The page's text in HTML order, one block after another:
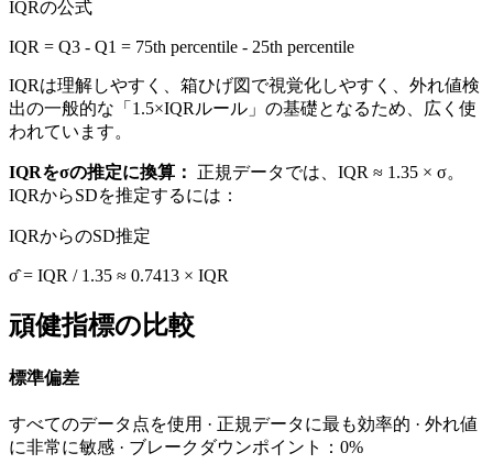
IQRの公式
IQR = Q3 - Q1 = 75th percentile - 25th percentile
IQRは理解しやすく、箱ひげ図で視覚化しやすく、外れ値検
出の一般的な「1.5×IQRルール」の基礎となるため、広く使
われています。
IQRをσの推定に換算：
正規データでは、IQR ≈ 1.35 × σ。
IQRからSDを推定するには：
IQRからのSD推定
σ̂ = IQR / 1.35 ≈ 0.7413 × IQR
頑健指標の比較
標準偏差
すべてのデータ点を使用 · 正規データに最も効率的 · 外れ値
に非常に敏感 · ブレークダウンポイント：0%